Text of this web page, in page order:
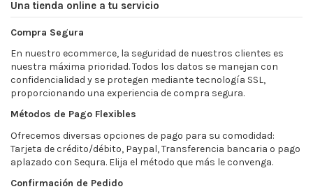
Una tienda online a tu servicio
Compra Segura
En nuestro ecommerce, la seguridad de nuestros clientes es
nuestra máxima prioridad. Todos los datos se manejan con
confidencialidad y se protegen mediante tecnología SSL,
proporcionando una experiencia de compra segura.
Métodos de Pago Flexibles
Ofrecemos diversas opciones de pago para su comodidad:
Tarjeta de crédito/débito, Paypal, Transferencia bancaria o pago
aplazado con Sequra. Elija el método que más le convenga.
Confirmación de Pedido